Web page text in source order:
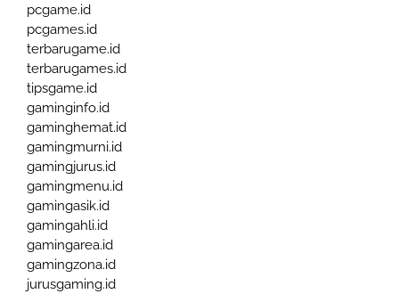
pcgame.id
pcgames.id
terbarugame.id
terbarugames.id
tipsgame.id
gaminginfo.id
gaminghemat.id
gamingmurni.id
gamingjurus.id
gamingmenu.id
gamingasik.id
gamingahli.id
gamingarea.id
gamingzona.id
jurusgaming.id